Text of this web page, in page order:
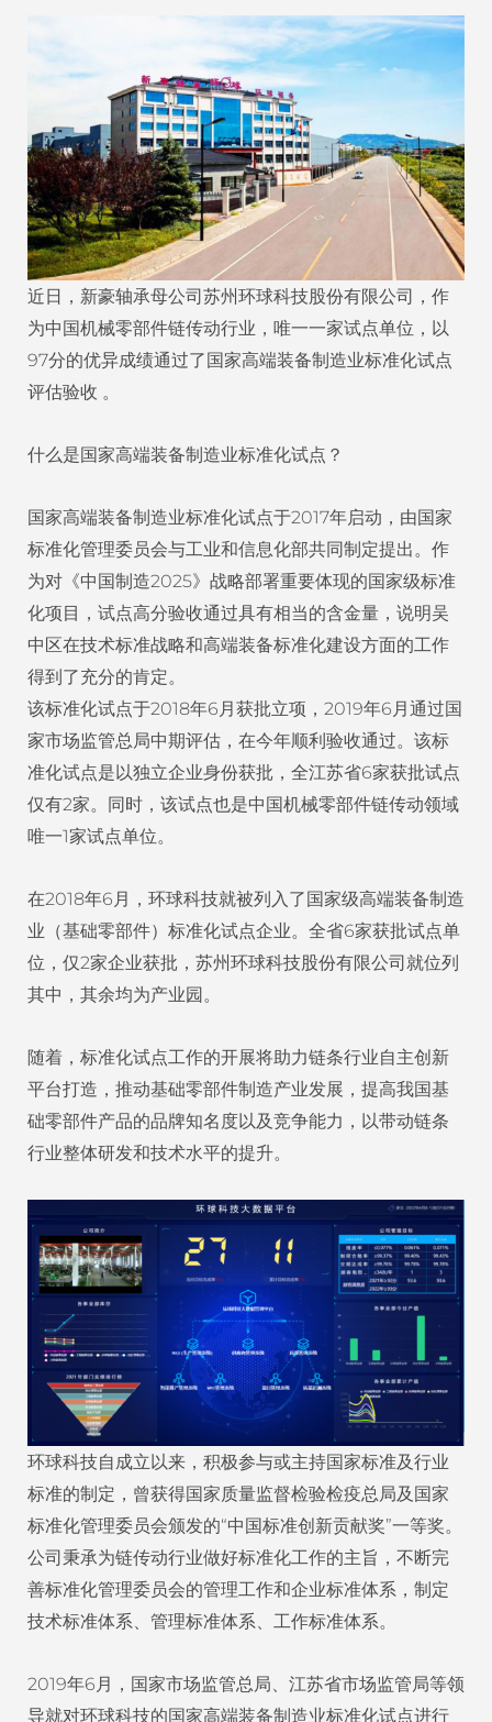
近日，新豪轴承母公司苏州环球科技股份有限公司，作
为中国机械零部件链传动行业，唯一一家试点单位，以
97分的优异成绩通过了国家高端装备制造业标准化试点
评估验收 。
什么是国家高端装备制造业标准化试点？
国家高端装备制造业标准化试点于2017年启动，由国家
标准化管理委员会与工业和信息化部共同制定提出。作
为对《中国制造2025》战略部署重要体现的国家级标准
化项目，试点高分验收通过具有相当的含金量，说明吴
中区在技术标准战略和高端装备标准化建设方面的工作
得到了充分的肯定。
该标准化试点于2018年6月获批立项，2019年6月通过国
家市场监管总局中期评估，在今年顺利验收通过。该标
准化试点是以独立企业身份获批，全江苏省6家获批试点
仅有2家。同时，该试点也是中国机械零部件链传动领域
唯一1家试点单位。
在2018年6月，环球科技就被列入了国家级高端装备制造
业（基础零部件）标准化试点企业。全省6家获批试点单
位，仅2家企业获批，苏州环球科技股份有限公司就位列
其中，其余均为产业园。
随着，标准化试点工作的开展将助力链条行业自主创新
平台打造，推动基础零部件制造产业发展，提高我国基
础零部件产品的品牌知名度以及竞争能力，以带动链条
行业整体研发和技术水平的提升。
环球科技自成立以来，积极参与或主持国家标准及行业
标准的制定，曾获得国家质量监督检验检疫总局及国家
标准化管理委员会颁发的“中国标准创新贡献奖”一等奖。
公司秉承为链传动行业做好标准化工作的主旨，不断完
善标准化管理委员会的管理工作和企业标准体系，制定
技术标准体系、管理标准体系、工作标准体系。
2019年6月，国家市场监管总局、江苏省市场监管局等领
导就对环球科技的国家高端装备制造业标准化试点进行